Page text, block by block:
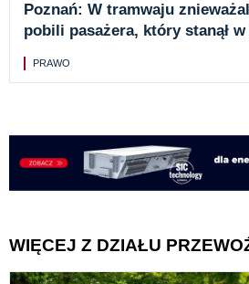
Poznań: W tramwaju
pobili pasażera, który stanął
PRAWO
WIĘCEJ Z DZIAŁU